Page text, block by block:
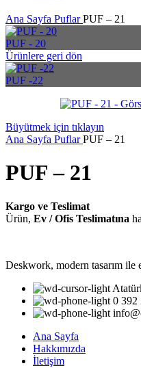
Ana Sayfa PuflarPUF – 21
PUF - 20
Ürünlere geri dön
PUF -22
Büyütmek için tıklayın
Ana Sayfa PuflarPUF – 21
PUF – 21
Kargo ve Teslimat
Ürün, Ev / Ofis Teslimatına
Deskwork, modern tasarım ile
0 392
Ana Sayfa
Hakkımızda
İletişim